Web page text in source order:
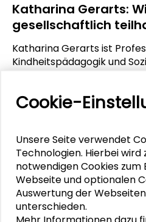
Katharina Gerarts:
gesellschaftlich
Katharina Gerarts ist
Kindheitspädagogik und
Beirätin in verschiedenen
Kinderrechteinstitut
Hosts Dr. Stella Lorenz und
sie unter anderem darüber,
geprägt und motiviert
zu engagieren, und welche
sowohl die
Jugendliche selbst
Cookie-
Unsere Seite verwendet
Technologien. Hierbei
notwendigen Cookies
Webseite und optionalen
Auswertung der
unterschieden.